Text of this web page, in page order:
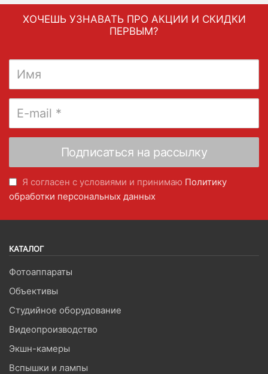
ХОЧЕШЬ УЗНАВАТЬ ПРО АКЦИИ И СКИДКИ
ПЕРВЫМ?
Я согласен с условиями и принимаю Политику
обработки персональных данных
КАТАЛОГ
Фотоаппараты
Объективы
Студийное оборудование
Видеопроизводство
Экшн-камеры
Вспышки и лампы